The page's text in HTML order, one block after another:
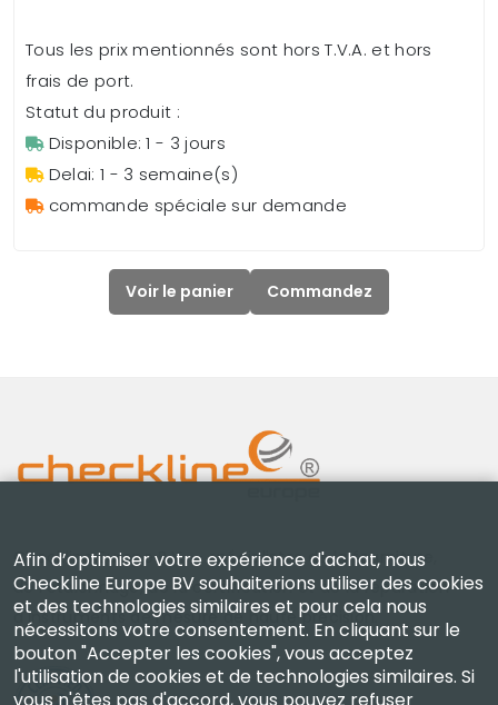
Tous les prix mentionnés sont hors T.V.A. et hors
frais de port.
Statut du produit :
Disponible: 1 - 3 jours
Delai: 1 - 3 semaine(s)
commande spéciale sur demande
Voir le panier Commandez
Checkline Europe B.V. — spécialistes de la fourniture,
de l'étalonnage, de la certification et de la réparation
d'instruments de mesure de haute précision.
Afin d’optimiser votre expérience d'achat, nous
Checkline Europe BV souhaiterions utiliser des cookies
et des technologies similaires et pour cela nous
nécessitons votre consentement. En cliquant sur le
bouton "Accepter les cookies", vous acceptez
l'utilisation de cookies et de technologies similaires. Si